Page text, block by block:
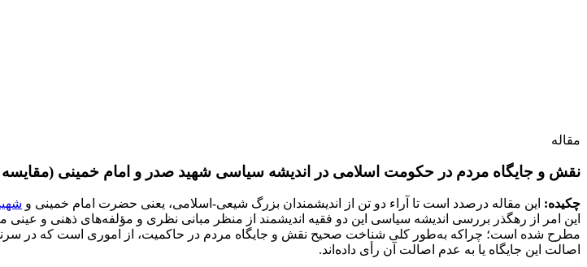
مقاله
نقش و جایگاه مردم در حکومت اسلامی در اندیشه سیاسی شهید صدر و امام خمینی
چکیده: این مقاله درصدد است تا آراء دو تن‌ از‌ اندیشمندان بزرگ شیعی‌-اسلامی، یعنی حضرت امام خمینی و
این امر‌ از‌ رهگذر بررسی اندیشه سیاسی این دو فقیه اندیشمند از منظر مبانی نظری و مؤلفه‌های ذهنی و
مطرح شده است؛ چراکه به‌طور کلی شناخت صحیح نقش و جایگاه مردم در حاکمیت، از اموری است که در
اصالت این جایگاه یا به‌ عدم اصالت آن رأی داده‌اند.